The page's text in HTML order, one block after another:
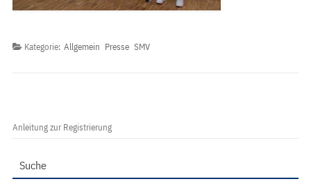
Kategorie: Allgemein Presse SMV
Anleitung zur Registrierung
Suche